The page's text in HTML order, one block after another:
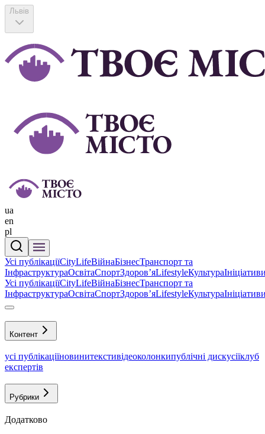
Львів
ua
en
pl
Усі публікаціїCityLifeВійнаБізнесТранспорт та
ІнфраструктураОсвітаСпортЗдоровʼяLifestyleКультура
Усі публікаціїCityLifeВійнаБізнесТранспорт та
ІнфраструктураОсвітаСпортЗдоровʼяLifestyleКультура
Контент
усі публікаціїновинитекстивідеоколонкипублічні дискусіїклуб
експертів
Рубрики
Додатково